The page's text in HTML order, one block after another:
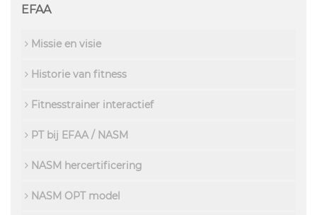
EFAA
Missie en visie
Historie van fitness
Fitnesstrainer interactief
PT bij EFAA / NASM
NASM hercertificering
NASM OPT model